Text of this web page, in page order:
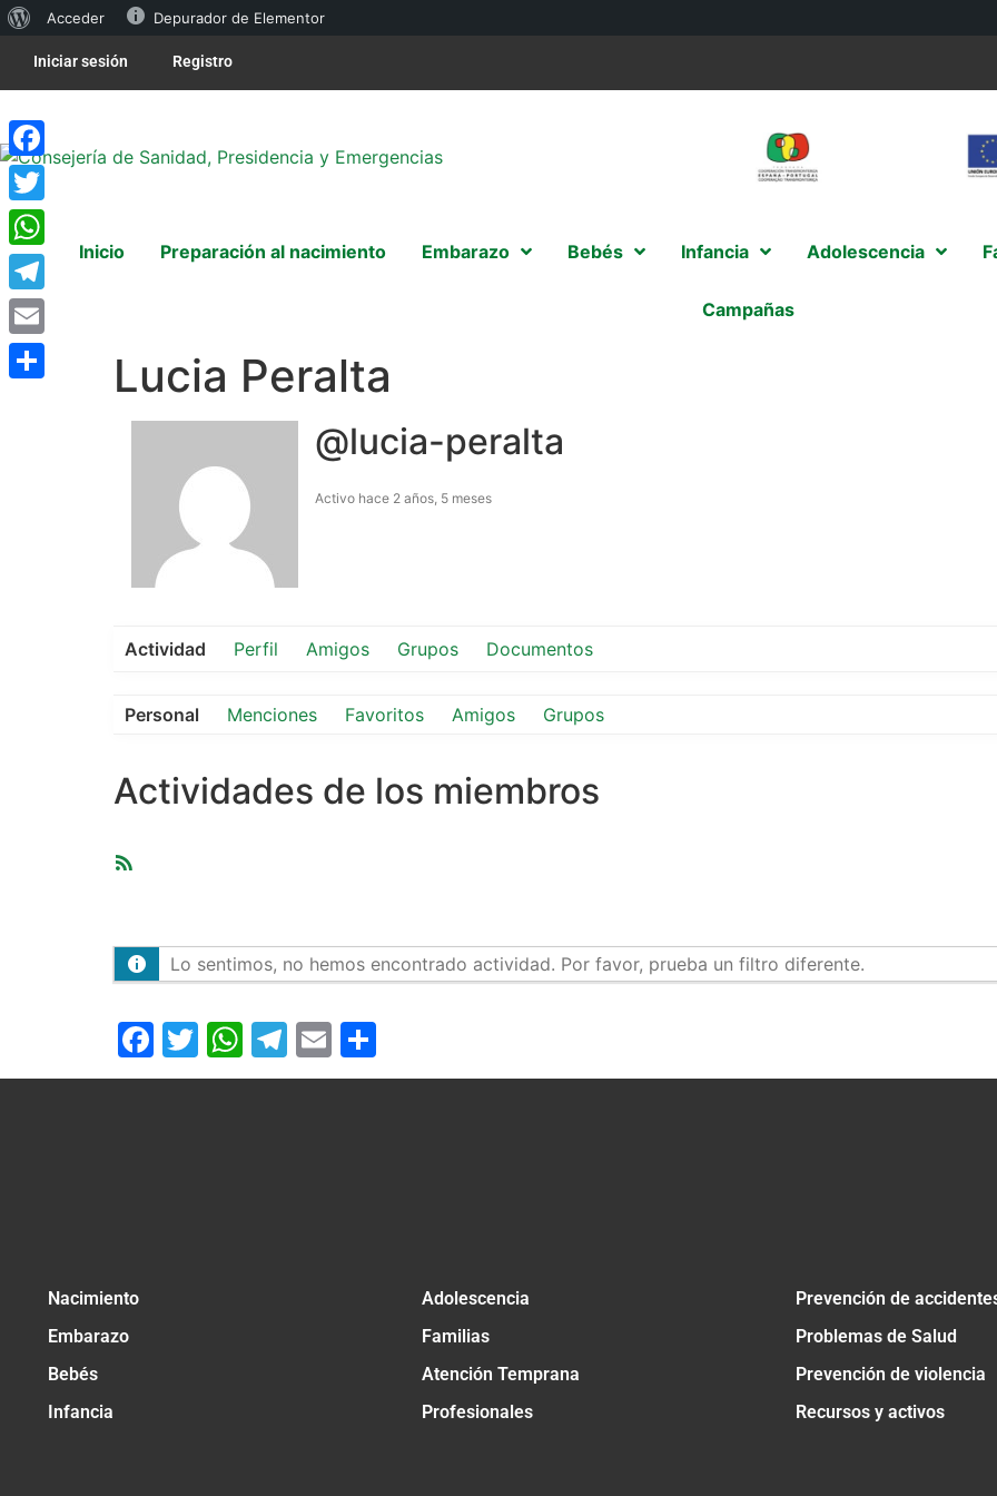
Acceder Depurador de Elementor
Iniciar sesión Registro
Inicio Preparación al nacimiento Embarazo Bebés Infancia Adolescencia
Campañas
Lucia Peralta
@lucia-peralta
Activo hace 2 años, 5 meses
Actividad Perfil Amigos Grupos Documentos
Personal Menciones Favoritos Amigos Grupos
Actividades de los miembros
Lo sentimos, no hemos encontrado actividad. Por favor, prueba un filtro diferente.
Facebook
Twitter
WhatsApp
Telegram
Email
Nacimiento
Embarazo
Bebés
Infancia
Adolescencia
Familias
Atención Temprana
Profesionales
Prevención de
Problemas de Salud
Prevención de violencia
Recursos y activos
Facebook
Twitter
WhatsApp
Telegram
Email